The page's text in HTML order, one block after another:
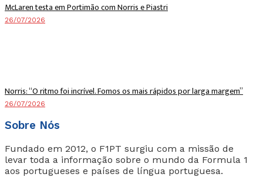
McLaren testa em Portimão com Norris e Piastri
26/07/2026
Norris: “O ritmo foi incrível. Fomos os mais rápidos por larga margem”
26/07/2026
Sobre Nós
Fundado em 2012, o F1PT surgiu com a missão de
levar toda a informação sobre o mundo da Formula 1
aos portugueses e países de língua portuguesa.